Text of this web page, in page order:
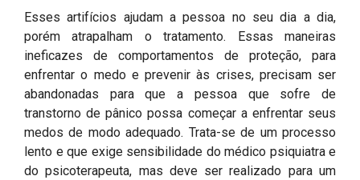
Esses artifícios ajudam a pessoa no seu dia a dia,
porém atrapalham o tratamento. Essas maneiras
ineficazes de comportamentos de proteção, para
enfrentar o medo e prevenir às crises, precisam ser
abandonadas para que a pessoa que sofre de
transtorno de pânico possa começar a enfrentar seus
medos de modo adequado. Trata-se de um processo
lento e que exige sensibilidade do médico psiquiatra e
do psicoterapeuta, mas deve ser realizado para um